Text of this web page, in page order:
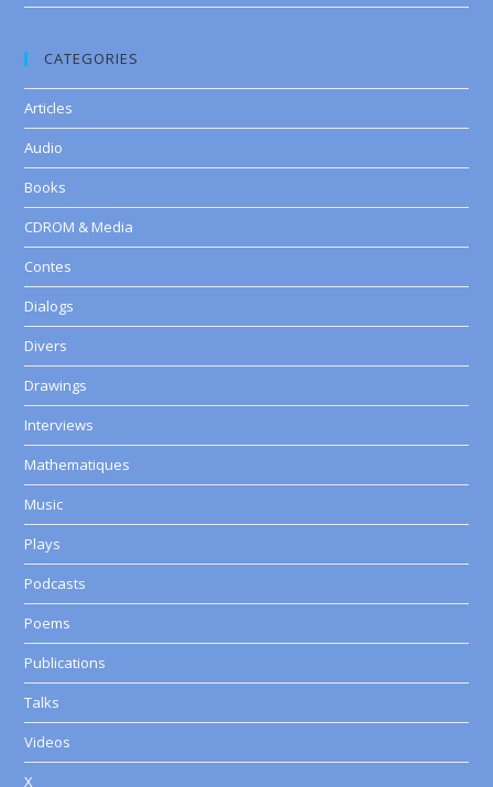
CATEGORIES
Articles
Audio
Books
CDROM & Media
Contes
Dialogs
Divers
Drawings
Interviews
Mathematiques
Music
Plays
Podcasts
Poems
Publications
Talks
Videos
X